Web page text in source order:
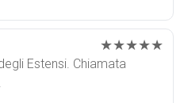
★★★★★
Estensi. Chiamata